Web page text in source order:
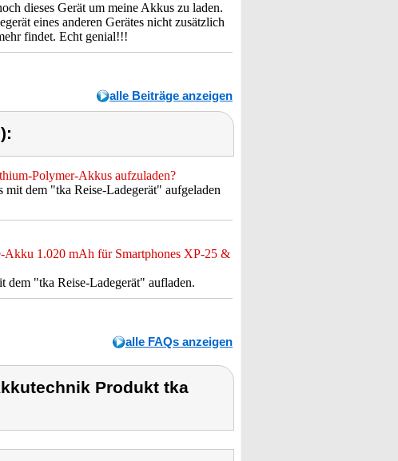
dieses Gerät um meine Akkus zu laden.
eines anderen Gerätes nicht zusätzlich
findet. Echt genial!!!
alle Beiträge anzeigen
Polymer-Akkus aufzuladen?
dem "tka Reise-Ladegerät" aufgeladen
1.020 mAh für Smartphones XP-25 &
dem "tka Reise-Ladegerät" aufladen.
alle FAQs anzeigen
Produkt tka